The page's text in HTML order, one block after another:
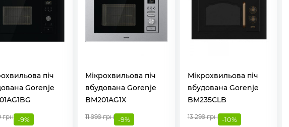
піч
Gorenje
грн -9%
Мікрохвильова піч
вбудована Gorenje
BM201AG1X
11 999 грн -9%
Мікрохвильова піч
вбудована Gorenje
BM235CLB
13 299 грн -10%